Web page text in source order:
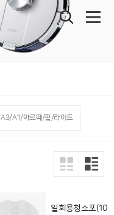
A3/A1/아르떼/팝/라이트
일회용청소포(10